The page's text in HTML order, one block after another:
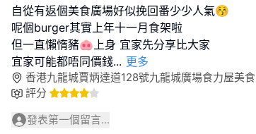
自從有返個美食廣場好似挽回番少少人氣😚
呢個burger其實上年十一月食架啦
但一直懶惰豬🐽上身 宜家先分享比大家
宜家可能都唔同價錢... 更多
香港九龍城賈炳達道128號九龍城廣場食力屋美
評分
發表第一個留言...